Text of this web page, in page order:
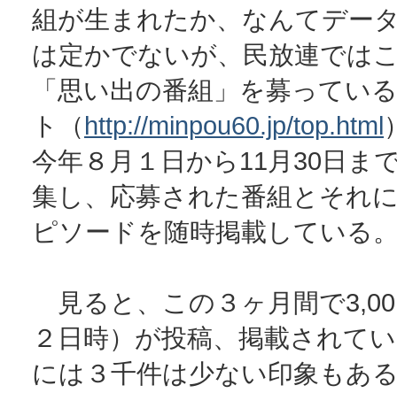
組が生まれたか、なんてデー
は定かでないが、民放連では
「思い出の番組」を募ってい
ト（http://minpou60.jp/top.html
今年８月１日から11月30日ま
集し、応募された番組とそれ
ピソードを随時掲載している
見ると、この３ヶ月間で
２日時）が投稿、掲載されて
には３千件は少ない印象もあ